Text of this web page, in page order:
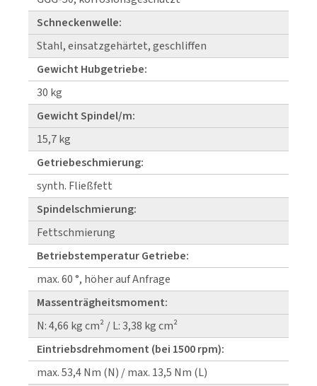
Schneckenwelle:
Stahl, einsatzgehärtet, geschliffen
Gewicht Hubgetriebe:
30 kg
Gewicht Spindel/m:
15,7 kg
Getriebeschmierung:
synth. Fließfett
Spindelschmierung:
Fettschmierung
Betriebstemperatur Getriebe:
max. 60 °, höher auf Anfrage
Massenträgheitsmoment:
N: 4,66 kg cm² / L: 3,38 kg cm²
Eintriebsdrehmoment (bei 1500 rpm):
max. 53,4 Nm (N) / max. 13,5 Nm (L)